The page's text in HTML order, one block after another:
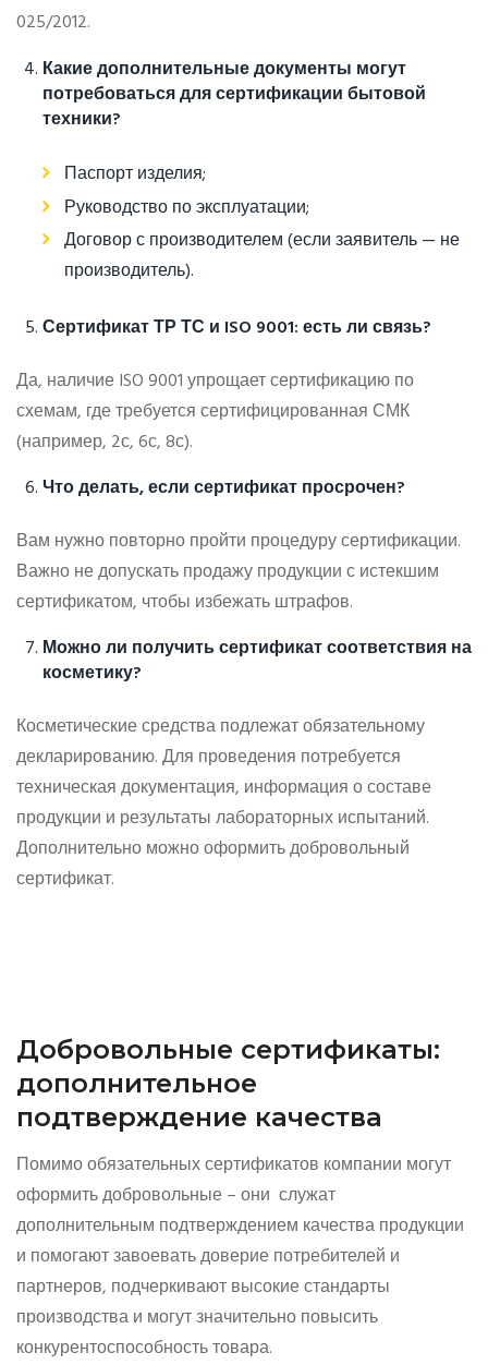
025/2012.
Какие дополнительные документы могут
потребоваться для сертификации бытовой
техники?
Паспорт изделия;
Руководство по эксплуатации;
Договор с производителем (если заявитель — не
производитель).
Сертификат ТР ТС и ISO 9001: есть ли связь?
Да, наличие ISO 9001 упрощает сертификацию по
схемам, где требуется сертифицированная СМК
(например, 2с, 6с, 8с).
Что делать, если сертификат просрочен?
Вам нужно повторно пройти процедуру сертификации.
Важно не допускать продажу продукции с истекшим
сертификатом, чтобы избежать штрафов.
Можно ли получить сертификат соответствия на
косметику?
Косметические средства подлежат обязательному
декларированию. Для проведения потребуется
техническая документация, информация о составе
продукции и результаты лабораторных испытаний.
Дополнительно можно оформить добровольный
сертификат.
Добровольные сертификаты:
дополнительное
подтверждение качества
Помимо обязательных сертификатов компании могут
оформить добровольные – они служат
дополнительным подтверждением качества продукции
и помогают завоевать доверие потребителей и
партнеров, подчеркивают высокие стандарты
производства и могут значительно повысить
конкурентоспособность товара.